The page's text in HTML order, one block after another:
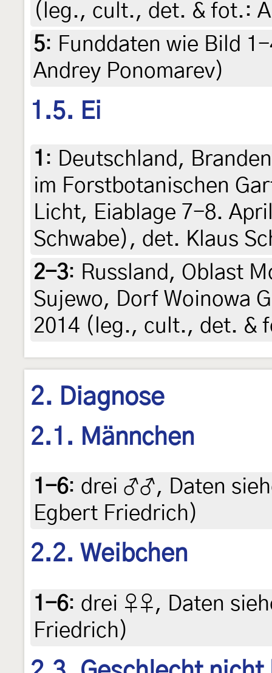
(leg., cult., det. & fot.:
5: Funddaten wie Bild
Andrey Ponomarev)
1.5. Ei
1 : Deutschland,
im Forstbotanischen
Licht, Eiablage 7-8.
Schwabe), det. Klaus
2-3: Russland, Oblast
Sujewo, Dorf Woinowa
2014 (leg., cult., det. &
2. Diagnose
2.1. Männchen
1-6: drei ♂♂, Daten
Egbert Friedrich)
2.2. Weibchen
1-6: drei ♀♀, Daten
Friedrich)